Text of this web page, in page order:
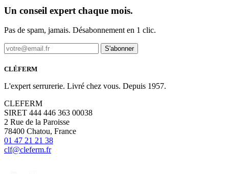
Un conseil expert chaque mois.
Pas de spam, jamais. Désabonnement en 1 clic.
S'abonner
CLÉFERM
L'expert serrurerie. Livré chez vous. Depuis 1957.
CLEFERM
SIRET 444 446 363 00038
2 Rue de la Paroisse
78400 Chatou, France
01 47 21 21 38
clf@cleferm.fr